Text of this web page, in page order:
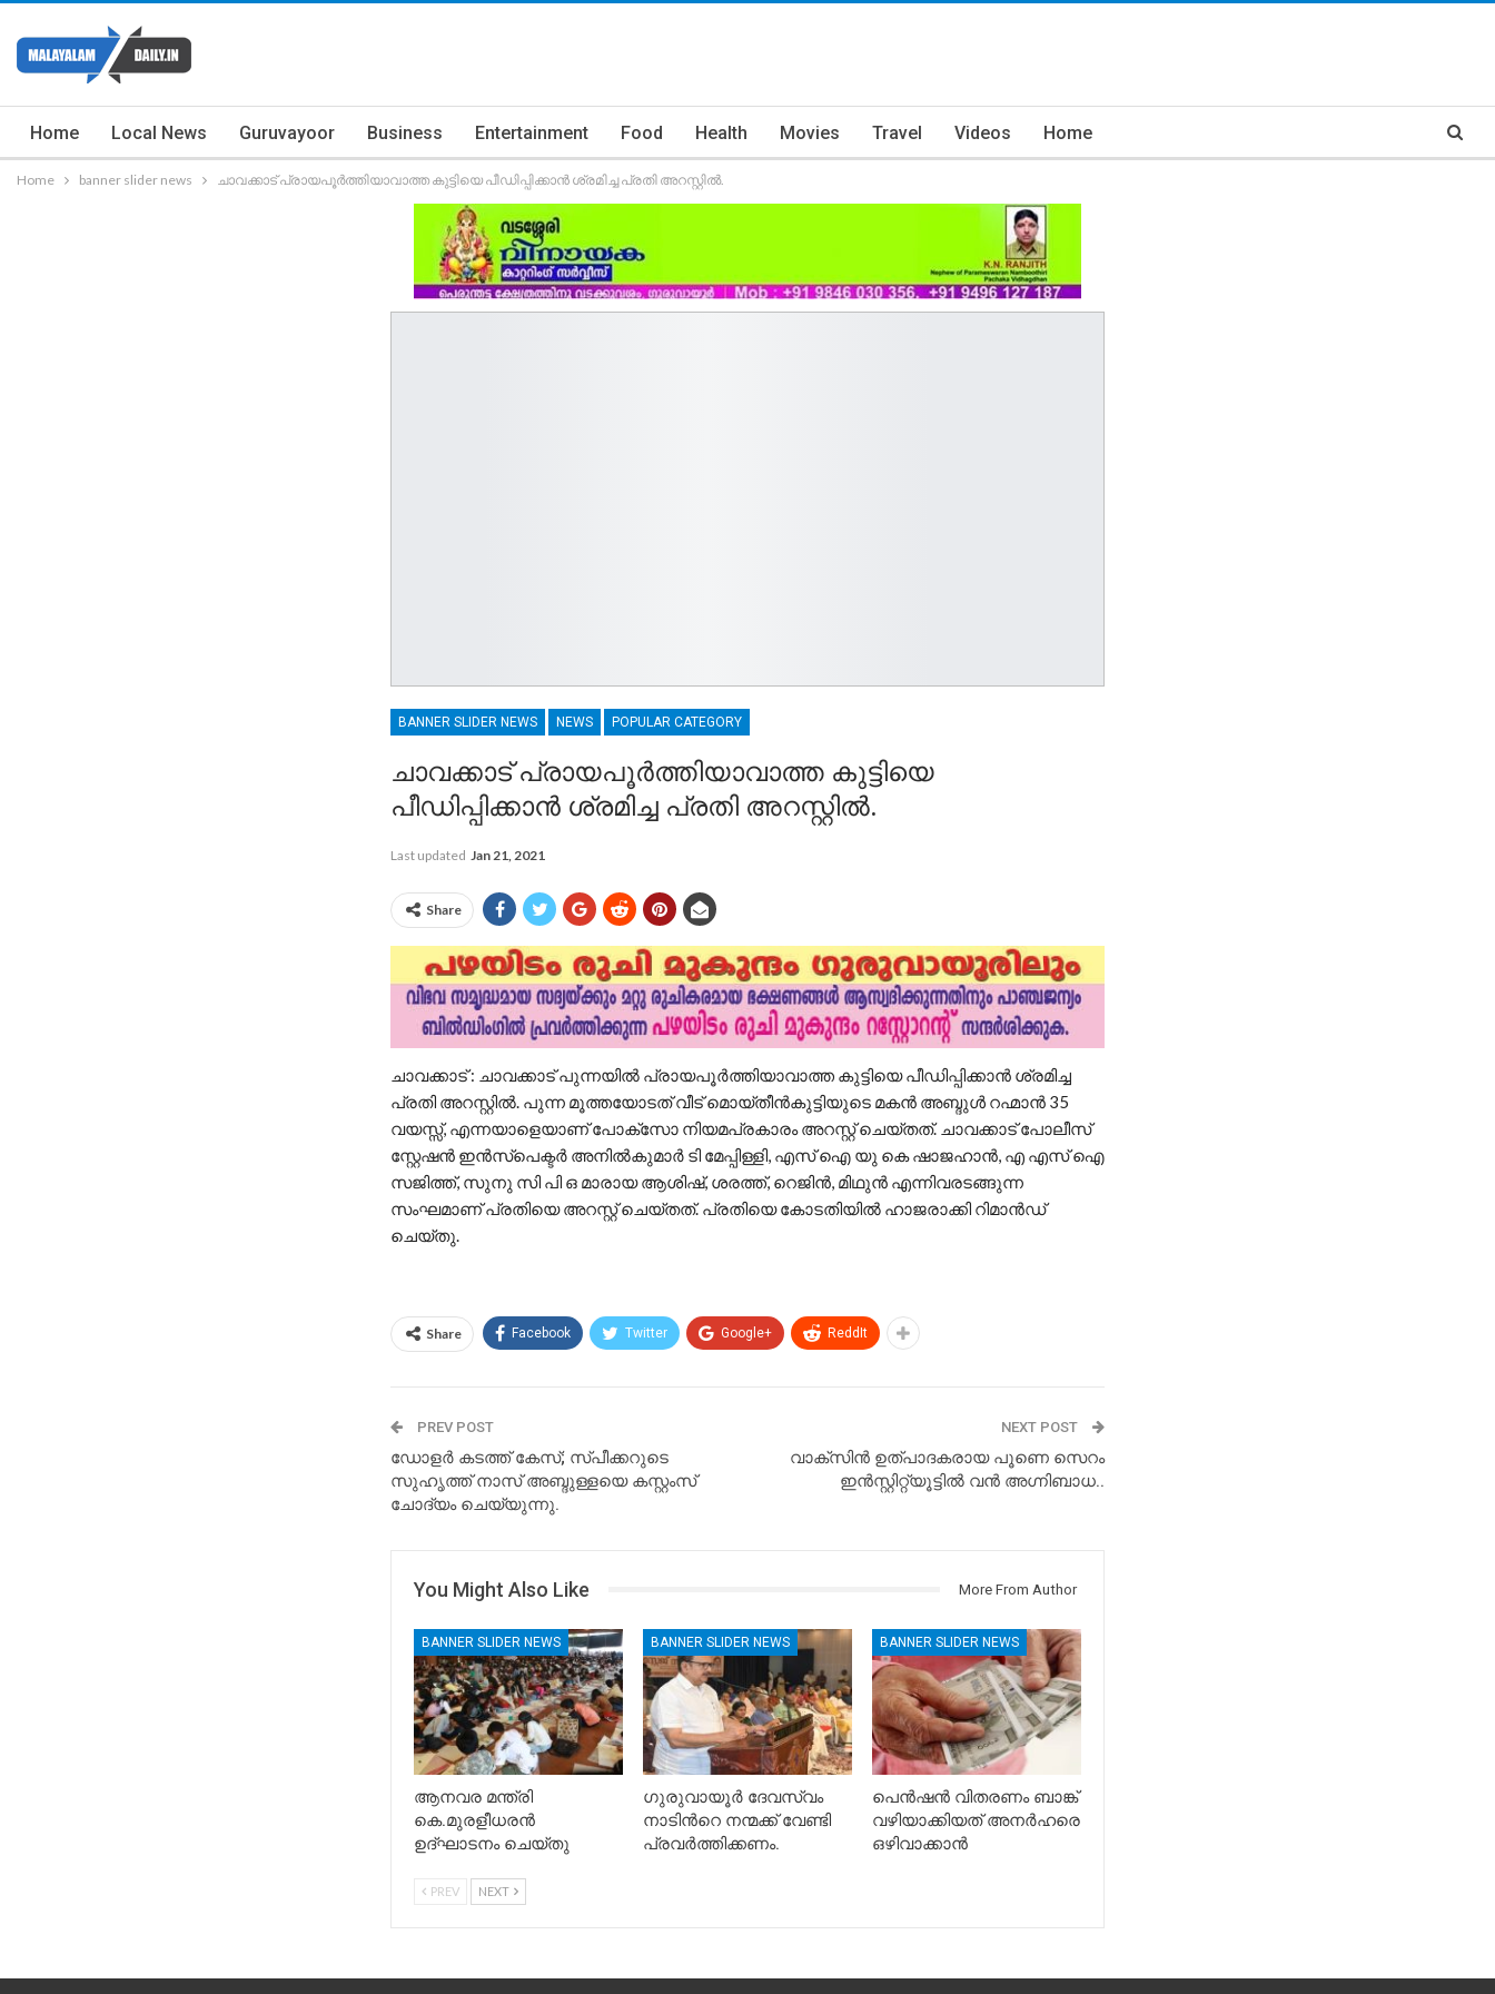
Home Local News Guruvayoor Business Entertainment Food Health Movies Travel Videos Home
Home banner slider news ചാവക്കാട് പ്രായപൂർത്തിയാവാത്ത കുട്ടിയെ പീഡിപ്പിക്കാൻ ശ്രമിച്ച പ്രതി അറസ്റ്റിൽ.
BANNER SLIDER NEWS NEWS POPULAR CATEGORY
ചാവക്കാട് പ്രായപൂർത്തിയാവാത്ത കുട്ടിയെ
പീഡിപ്പിക്കാൻ ശ്രമിച്ച പ്രതി അറസ്റ്റിൽ.
Last updated Jan 21, 2021
Share
ചാവക്കാട് : ചാവക്കാട് പുന്നയിൽ പ്രായപൂർത്തിയാവാത്ത കുട്ടിയെ പീഡിപ്പിക്കാൻ ശ്രമിച്ച
പ്രതി അറസ്റ്റിൽ. പുന്ന മൂത്തയോടത് വീട് മൊയ്‌തീൻകുട്ടിയുടെ മകൻ അബ്ദുൾ റഹ്മാൻ 35
വയസ്സ്, എന്നയാളെയാണ് പോക്സോ നിയമപ്രകാരം അറസ്റ്റ് ചെയ്തത്. ചാവക്കാട് പോലീസ്
സ്റ്റേഷൻ ഇൻസ്‌പെക്ടർ അനിൽകുമാർ ടി മേപ്പിള്ളി, എസ് ഐ യു കെ ഷാജഹാൻ, എ എസ് ഐ
സജിത്ത്, സുനു സി പി ഒ മാരായ ആശിഷ്, ശരത്ത്, റെജിൻ, മിഥുൻ എന്നിവരടങ്ങുന്ന
സംഘമാണ് പ്രതിയെ അറസ്റ്റ് ചെയ്തത്. പ്രതിയെ കോടതിയിൽ ഹാജരാക്കി റിമാൻഡ്
ചെയ്തു.
Share Facebook Twitter Google+ ReddIt
PREV POST
ഡോളർ കടത്ത് കേസ്; സ്പീക്കറുടെ
സുഹൃത്ത് നാസ് അബ്ദുള്ളയെ കസ്റ്റംസ്
ചോദ്യം ചെയ്യുന്നു.
NEXT POST
വാക്സിൻ ഉത്പാദകരായ പൂണെ സെറം
ഇൻസ്റ്റിറ്റ്യൂട്ടിൽ വൻ അഗ്നിബാധ..
You Might Also Like More From Author
BANNER SLIDER NEWS
ആനവര മന്ത്രി
കെ.മുരളീധരന്‍
ഉദ്ഘാടനം ചെയ്തു
BANNER SLIDER NEWS
ഗുരുവായൂർ ദേവസ്വം
നാടിൻറെ നന്മക്ക് വേണ്ടി
പ്രവർത്തിക്കണം.
BANNER SLIDER NEWS
പെൻഷൻ വിതരണം ബാങ്ക്
വഴിയാക്കിയത് അനർഹരെ
ഒഴിവാക്കാൻ
PREV NEXT